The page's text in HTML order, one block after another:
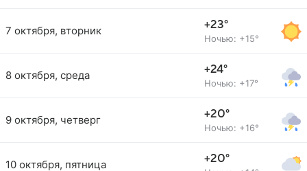
7 октября, вторник +23°
Ночью: +15°
8 октября, среда +24°
Ночью: +17°
9 октября, четверг +20°
Ночью: +16°
10 октября, пятница +20°